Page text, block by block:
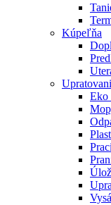
Kúpeľňa
Eko